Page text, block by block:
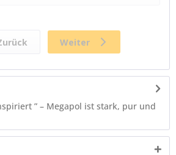
” – Megapol ist stark, pur und